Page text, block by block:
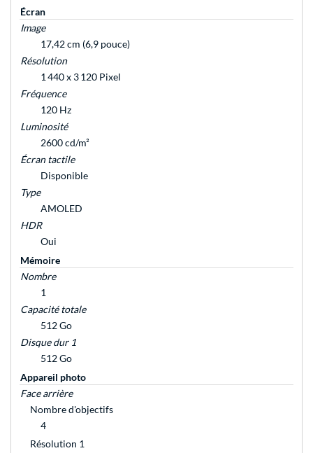
Écran
Image
17,42 cm (6,9 pouce)
Résolution
1 440 x 3 120 Pixel
Fréquence
120 Hz
Luminosité
2600 cd/m²
Écran tactile
Disponible
Type
AMOLED
HDR
Oui
Mémoire
Nombre
1
Capacité totale
512 Go
Disque dur 1
512 Go
Appareil photo
Face arrière
Nombre d'objectifs
4
Résolution 1